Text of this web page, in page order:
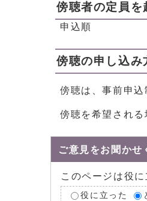
傍聴者の定員を
申込順
傍聴の申し込み
傍聴は、事前申込
傍聴を希望され
ご意見をお聞かせ
このページは役に
役に立った